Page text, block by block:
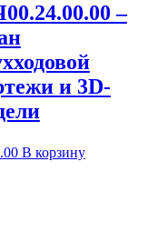
–
и 3D-
В корзину